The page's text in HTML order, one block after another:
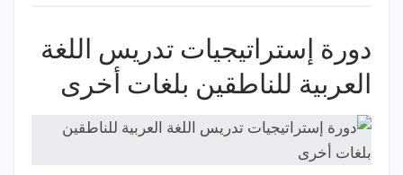
دورة إستراتيجيات تدريس اللغة
العربية للناطقين بلغات أخرى